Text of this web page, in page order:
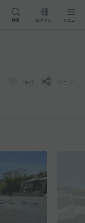
検索 ログイン メニュー
保存 シェア